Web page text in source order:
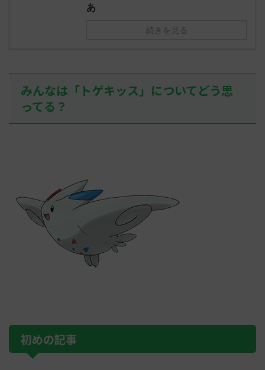
あ
続きを見る
みんなは「トゲキッス」についてどう思
ってる？
初めの記事